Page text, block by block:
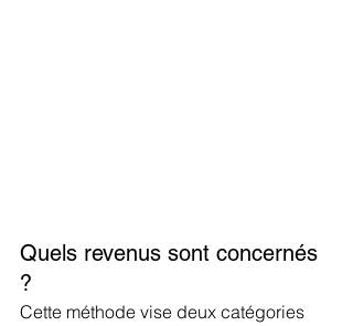
Quels revenus sont concernés
?
Cette méthode vise deux catégories